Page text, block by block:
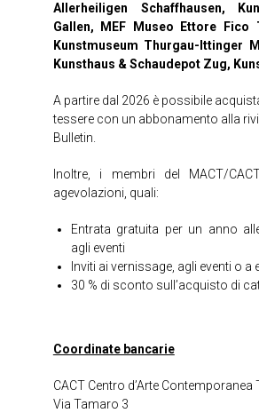
Allerheiligen Schaffhausen,
Gallen, MEF Museo Ettore Fico
Kunstmuseum Thurgau-Ittinger
Kunsthaus & Schaudepot Zug,
A partire dal 2026 è possibile
tessere con un abbonamento alla
Bulletin.
Inoltre, i membri del MACT/
agevolazioni, quali:
Entrata gratuita per un anno
agli eventi
Inviti ai vernissage, agli eventi o a
30 % di sconto sull’acquisto di
Coordinate bancarie
CACT Centro d’Arte Contemporanea
Via Tamaro 3